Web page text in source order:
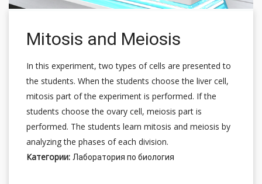
Mitosis and Meiosis
In this experiment, two types of cells are presented to
the students. When the students choose the liver cell,
mitosis part of the experiment is performed. If the
students choose the ovary cell, meiosis part is
performed. The students learn mitosis and meiosis by
analyzing the phases of each division.
Категории: Лаборатория по биология